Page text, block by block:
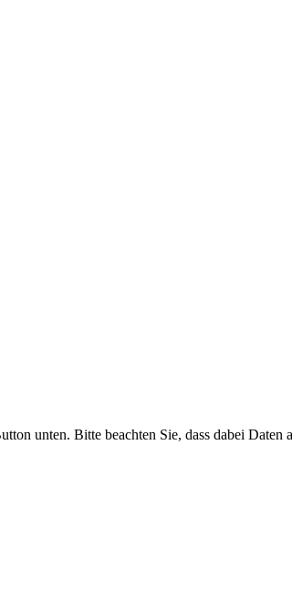
unten. Bitte beachten Sie, dass dabei Daten